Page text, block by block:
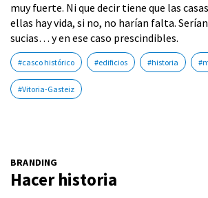
muy fuerte. Ni que decir tiene que las
ellas hay vida, si no, no harían falta.
sucias… y en ese caso prescindibles.
#casco histórico #edificios #historia
#Vitoria-Gasteiz
BRANDING
Hacer historia